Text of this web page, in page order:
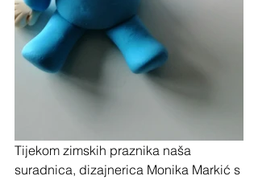
Tijekom zimskih praznika naša
suradnica, dizajnerica Monika Markić s